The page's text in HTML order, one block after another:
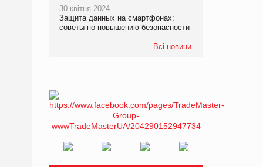
30 квітня 2024
Защита данных на смартфонах:
советы по повышению безопасности
Всі новини